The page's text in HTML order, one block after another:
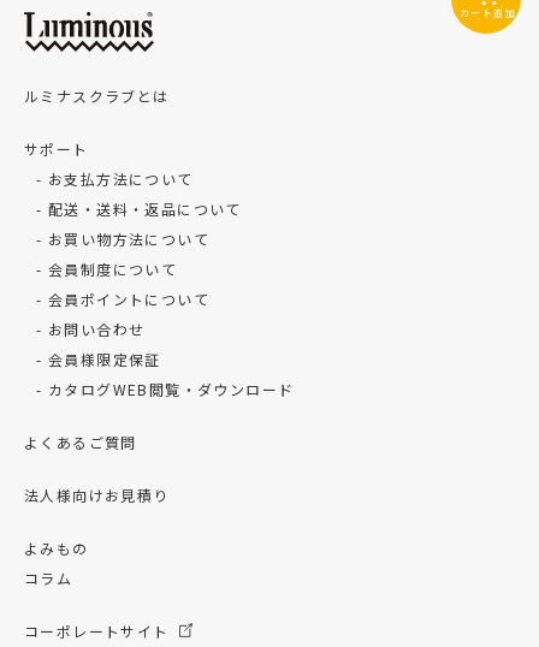
カート追加
ルミナスクラブとは
サポート
お支払方法について
配送・送料・返品について
お買い物方法について
会員制度について
会員ポイントについて
お問い合わせ
会員様限定保証
カタログWEB閲覧・ダウンロード
よくあるご質問
法人様向けお見積り
よみもの
コラム
コーポレートサイト